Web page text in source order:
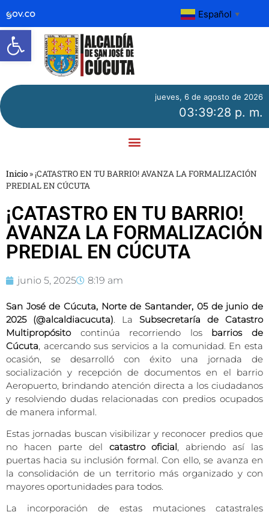
Abrir barra de herramientas
Español ▼
jueves, 6 de agosto de 2026
03:39:28 p. m.
Inicio » ¡CATASTRO EN TU BARRIO! AVANZA LA FORMALIZACIÓN
PREDIAL EN CÚCUTA
¡CATASTRO EN TU BARRIO!
AVANZA LA FORMALIZACIÓN
PREDIAL EN CÚCUTA
junio 5, 2025 8:19 am
San José de Cúcuta, Norte de Santander, 05 de junio de
2025 (@alcaldiacucuta). La Subsecretaría de Catastro
Multipropósitocontinúa recorriendo los barrios de
Cúcuta, acercando sus servicios a la comunidad. En esta
ocasión, se desarrolló con éxito una jornada de
socialización y recepción de documentos en el barrio
Aeropuerto, brindando atención directa a los ciudadanos
y resolviendo dudas relacionadas con predios ocupados
de manera informal.
Estas jornadas buscan visibilizar y reconocer predios que
no hacen parte del catastro oficial, abriendo así las
puertas hacia su inclusión formal. Con ello, se avanza en
la consolidación de un territorio más organizado y con
mayores oportunidades para todos.
La incorporación de estas mutaciones catastrales